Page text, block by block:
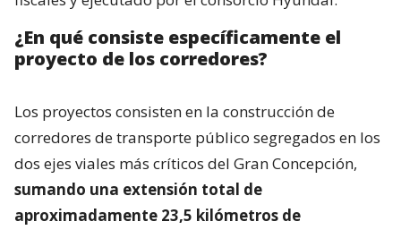
¿En qué consiste específicamente el
proyecto de los corredores?
Los proyectos consisten en la construcción de
corredores de transporte público segregados en los
dos ejes viales más críticos del Gran Concepción,
sumando una extensión total de
aproximadamente 23,5 kilómetros de